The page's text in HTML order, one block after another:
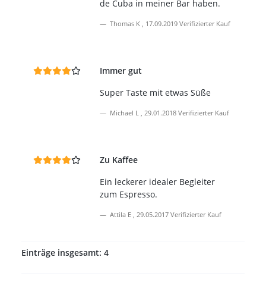
de Cuba in meiner Bar haben.
Thomas K , 17.09.2019 Verifizierter Kauf
Immer gut
Super Taste mit etwas Süße
Michael L , 29.01.2018 Verifizierter Kauf
Zu Kaffee
Ein leckerer idealer Begleiter
zum Espresso.
Attila E , 29.05.2017 Verifizierter Kauf
Einträge insgesamt: 4